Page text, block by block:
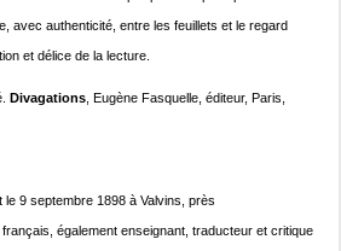
avec authenticité, entre les feuillets et le regard
et délice de la lecture.
Divagations , Eugène Fasquelle, éditeur, Paris,
le 9 septembre 1898 à Valvins, près
également enseignant, traducteur et critique